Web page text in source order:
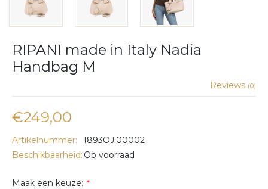
RIPANI made in Italy Nadia
Handbag M
Reviews (0)
€249,00
Artikelnummer:
I893OJ.00002
Beschikbaarheid: Op voorraad
Maak een keuze: *